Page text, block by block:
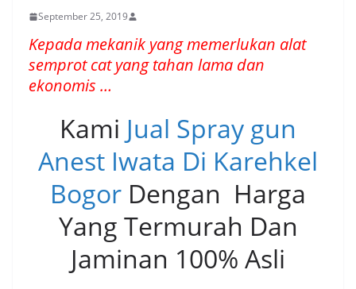
September 25, 2019
Kepada mekanik yang memerlukan alat
semprot cat yang tahan lama dan
ekonomis …
Kami Jual Spray gun
Anest Iwata Di Karehkel
Bogor Dengan Harga
Yang Termurah Dan
Jaminan 100% Asli